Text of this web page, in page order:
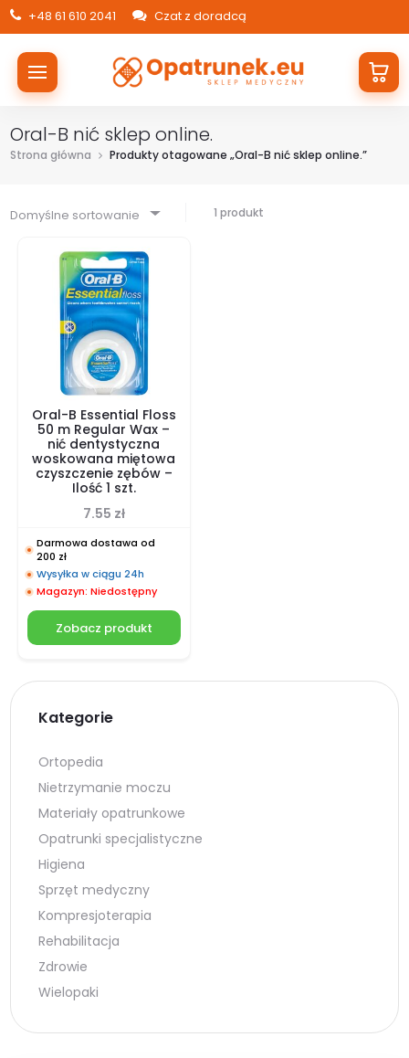
+48 61 610 2041 Czat z doradcą
Oral-B nić sklep online.
Strona główna Produkty otagowane „Oral-B nić sklep online.”
Domyślne sortowanie 1 produkt
Oral-B Essential Floss
50 m Regular Wax –
nić dentystyczna
woskowana miętowa
czyszczenie zębów –
Ilość 1 szt.
7.55 zł
Darmowa dostawa od
200 zł
Wysyłka w ciągu 24h
Magazyn: Niedostępny
Zobacz produkt
Kategorie
Ortopedia
Nietrzymanie moczu
Materiały opatrunkowe
Opatrunki specjalistyczne
Higiena
Sprzęt medyczny
Kompresjoterapia
Rehabilitacja
Zdrowie
Wielopaki